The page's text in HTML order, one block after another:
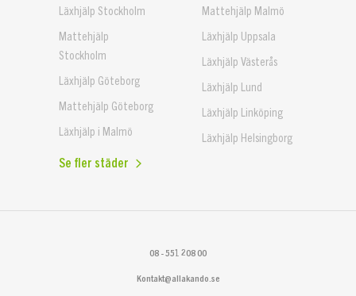
Läxhjälp Stockholm
Mattehjälp
Stockholm
Läxhjälp Göteborg
Mattehjälp Göteborg
Läxhjälp i Malmö
Mattehjälp Malmö
Läxhjälp Uppsala
Läxhjälp Västerås
Läxhjälp Lund
Läxhjälp Linköping
Läxhjälp Helsingborg
Se fler städer
Kontakt@allakando.se
08 - 551 208 00